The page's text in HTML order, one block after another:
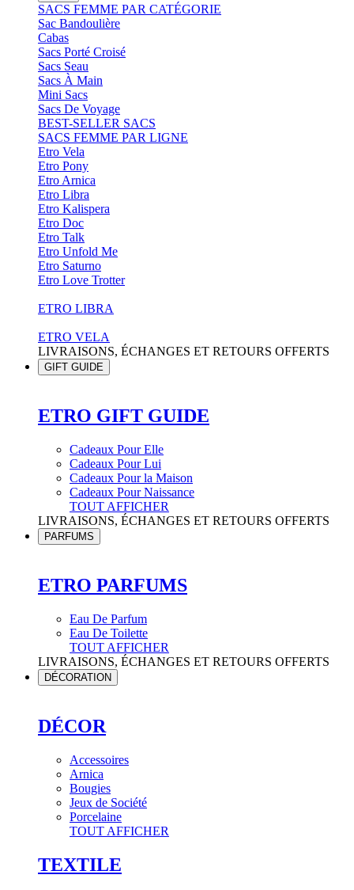
SACS FEMME PAR CATÉGORIE
Sac Bandoulière
Cabas
Sacs Porté Croisé
Sacs Seau
Sacs À Main
Mini Sacs
Sacs De Voyage
BEST-SELLER SACS
SACS FEMME PAR LIGNE
Etro Vela
Etro Pony
Etro Arnica
Etro Libra
Etro Kalispera
Etro Doc
Etro Talk
Etro Unfold Me
Etro Saturno
Etro Love Trotter
ETRO LIBRA
ETRO VELA
LIVRAISONS, ÉCHANGES ET RETOURS OFFERTS
GIFT GUIDE
ETRO GIFT GUIDE
Cadeaux Pour Elle
Cadeaux Pour Lui
Cadeaux Pour la Maison
Cadeaux Pour Naissance
TOUT AFFICHER
LIVRAISONS, ÉCHANGES ET RETOURS OFFERTS
PARFUMS
ETRO PARFUMS
Eau De Parfum
Eau De Toilette
TOUT AFFICHER
LIVRAISONS, ÉCHANGES ET RETOURS OFFERTS
DÉCORATION
DÉCOR
Accessoires
Arnica
Bougies
Jeux de Société
Porcelaine
TOUT AFFICHER
TEXTILE